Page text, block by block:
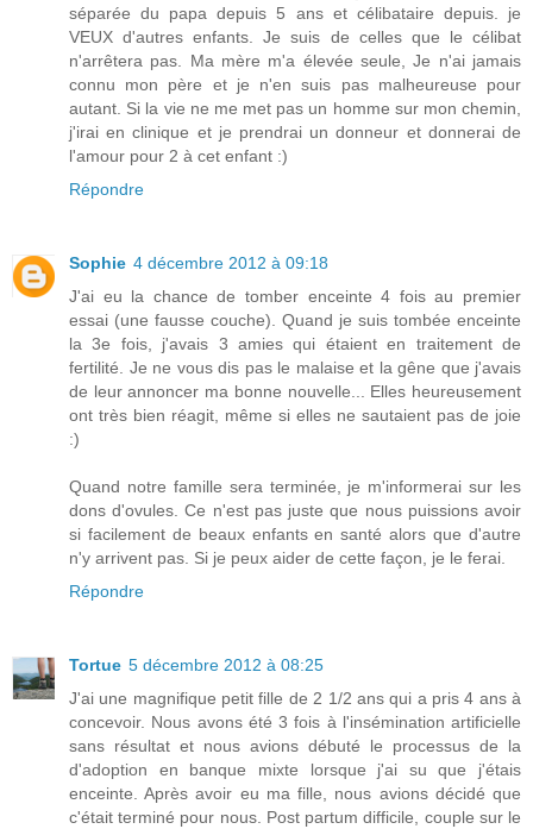
séparée du papa depuis 5 ans et célibataire depuis. je
VEUX d'autres enfants. Je suis de celles que le célibat
n'arrêtera pas. Ma mère m'a élevée seule, Je n'ai jamais
connu mon père et je n'en suis pas malheureuse pour
autant. Si la vie ne me met pas un homme sur mon chemin,
j'irai en clinique et je prendrai un donneur et donnerai de
l'amour pour 2 à cet enfant :)
Répondre
Sophie 4 décembre 2012 à 09:18
J'ai eu la chance de tomber enceinte 4 fois au premier
essai (une fausse couche). Quand je suis tombée enceinte
la 3e fois, j'avais 3 amies qui étaient en traitement de
fertilité. Je ne vous dis pas le malaise et la gêne que j'avais
de leur annoncer ma bonne nouvelle... Elles heureusement
ont très bien réagit, même si elles ne sautaient pas de joie
:)
Quand notre famille sera terminée, je m'informerai sur les
dons d'ovules. Ce n'est pas juste que nous puissions avoir
si facilement de beaux enfants en santé alors que d'autre
n'y arrivent pas. Si je peux aider de cette façon, je le ferai.
Répondre
Tortue 5 décembre 2012 à 08:25
J'ai une magnifique petit fille de 2 1/2 ans qui a pris 4 ans à
concevoir. Nous avons été 3 fois à l'insémination artificielle
sans résultat et nous avions débuté le processus de la
d'adoption en banque mixte lorsque j'ai su que j'étais
enceinte. Après avoir eu ma fille, nous avions décidé que
c'était terminé pour nous. Post partum difficile, couple sur le